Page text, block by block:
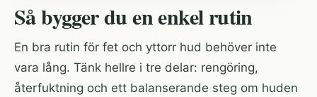
Så bygger du en enkel rutin
En bra rutin för fet och yttorr hud behöver inte
vara lång. Tänk hellre i tre delar: rengöring,
återfuktning och ett balanserande steg om huden